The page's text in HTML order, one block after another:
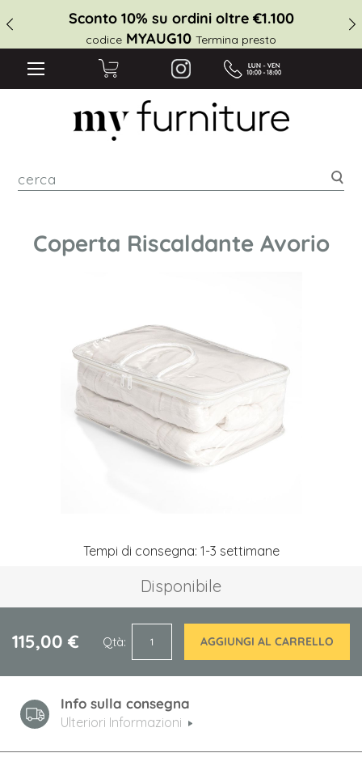
Sconto 10% su ordini oltre €1.100
codice MYAUG10 Termina presto
Coperta Riscaldante Avorio
Tempi di consegna: 1-3 settimane
Disponibile
115,00 € Qtà AGGIUNGI AL CARRELLO
Info sulla consegna
Ulteriori Informazioni